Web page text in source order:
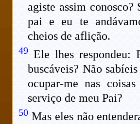
agiste assim conosco?
pai e eu te
cheios de aflição.
49 Ele lhes respondeu:
buscáveis? Não
ocupar-me nas
serviço de meu Pai?
50 Mas eles não